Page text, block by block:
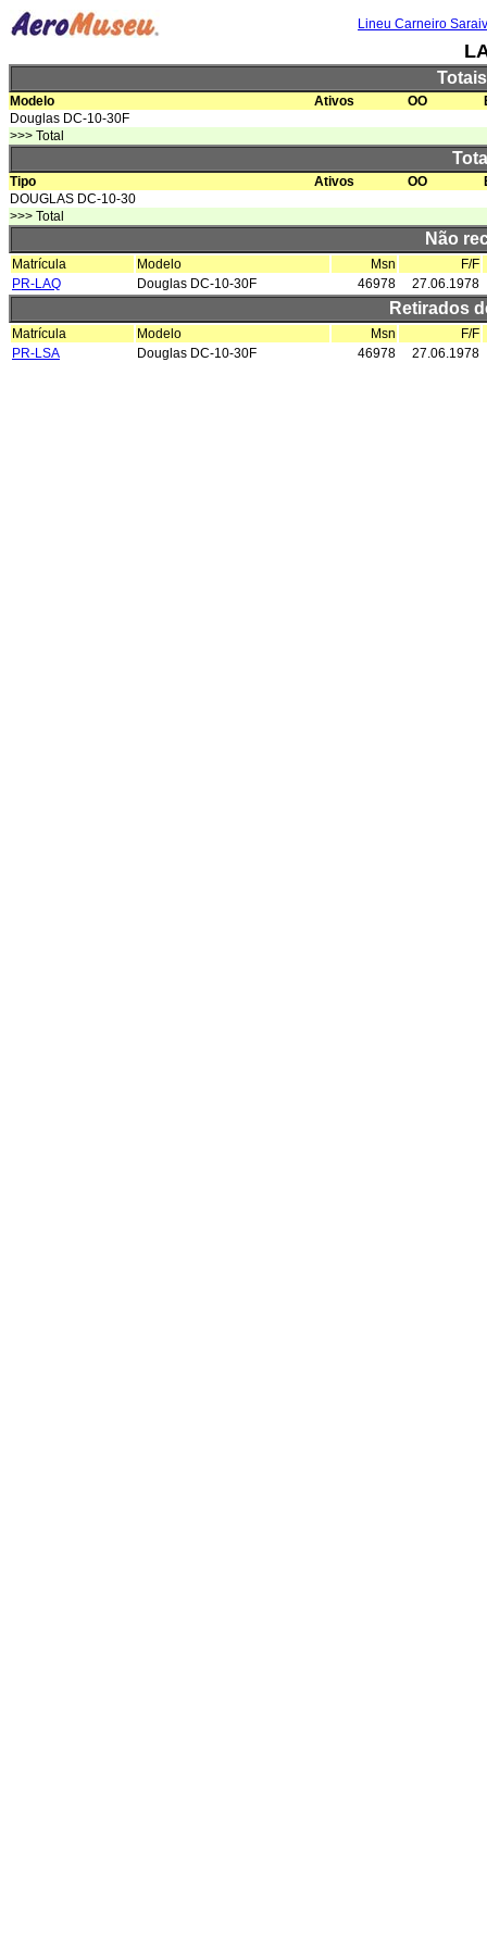
Lineu Carneiro
Modelo Ativos OO
Douglas DC-10-30F
>>> Total
Tipo Ativos OO
DOUGLAS DC-10-30
>>> Total
Não
Matrícula Modelo Msn
F/F
PR-LAQ
Douglas DC-10-30F 46978 27.06.1978
Retirados
Matrícula Modelo Msn
F/F
PR-LSA
Douglas DC-10-30F 46978 27.06.1978